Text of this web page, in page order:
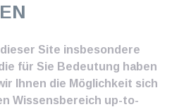
Site insbesondere
für Sie Bedeutung haben
Ihnen die Möglichkeit sich
Wissensbereich up-to-